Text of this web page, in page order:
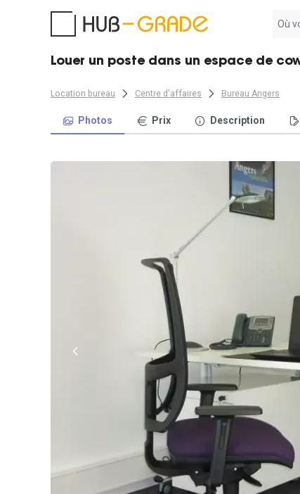
Louer un poste dans un espace de
Location bureau Centre d'affaires Bureau Angers
Photos Prix Description